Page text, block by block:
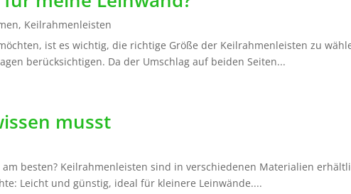
, Keilrahmenleisten
ist es wichtig, die richtige Größe der Keilrahmenleisten zu
berücksichtigen. Da der Umschlag auf beiden Seiten...
musst
besten? Keilrahmenleisten sind in verschiedenen Materialien
Leicht und günstig, ideal für kleinere Leinwände....